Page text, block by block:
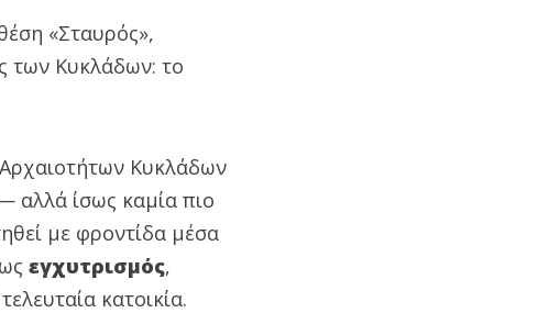
«Σταυρός»,
των Κυκλάδων: το
Κυκλάδων
αλλά ίσως καμία πιο
με φροντίδα μέσα
εγχυτρισμός,
κατοικία.